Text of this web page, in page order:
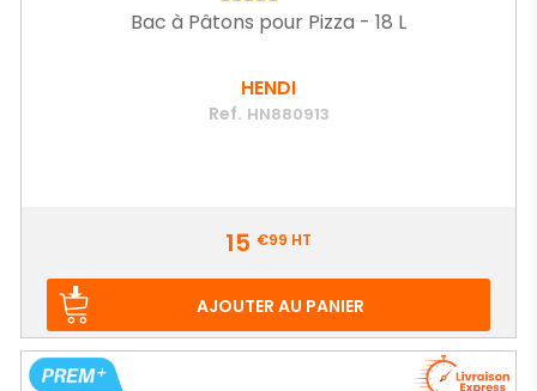
Bac à Pâtons pour Pizza - 18 L
HENDI
Ref. HN880913
15 €99 HT
AJOUTER AU PANIER